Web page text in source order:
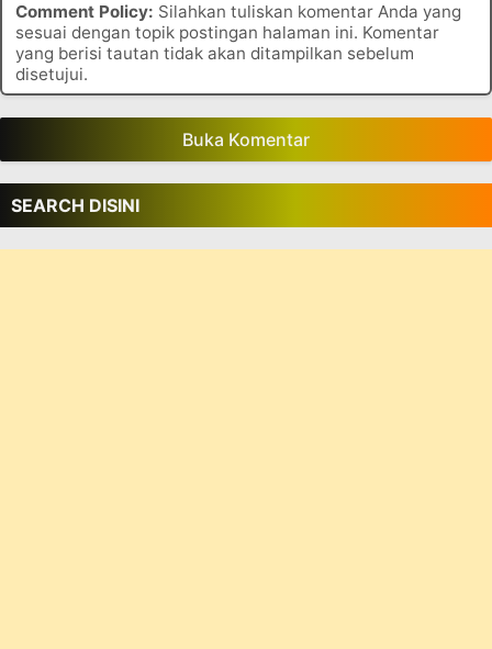
Comment Policy: Silahkan tuliskan komentar Anda yang
sesuai dengan topik postingan halaman ini. Komentar
yang berisi tautan tidak akan ditampilkan sebelum
disetujui.
Buka Komentar
SEARCH DISINI